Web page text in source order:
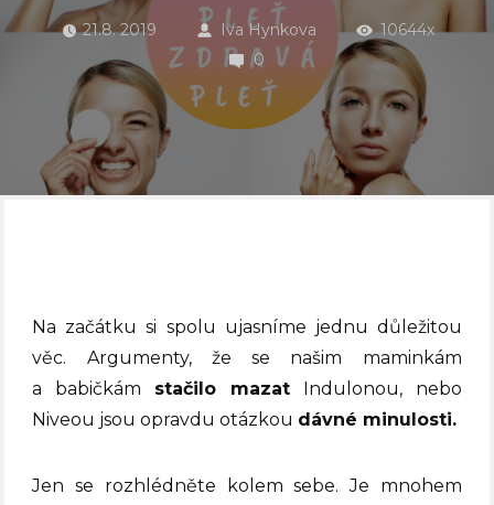
21.8. 2019 Iva Hynkova
10644x
0
Na začátku si spolu ujasníme jednu důležitou
věc. Argumenty, že se našim maminkám
a babičkám stačilo mazatIndulonou, nebo
Niveou jsou opravdu otázkou dávné minulosti.
Jen se rozhlédněte kolem sebe. Je mnohem